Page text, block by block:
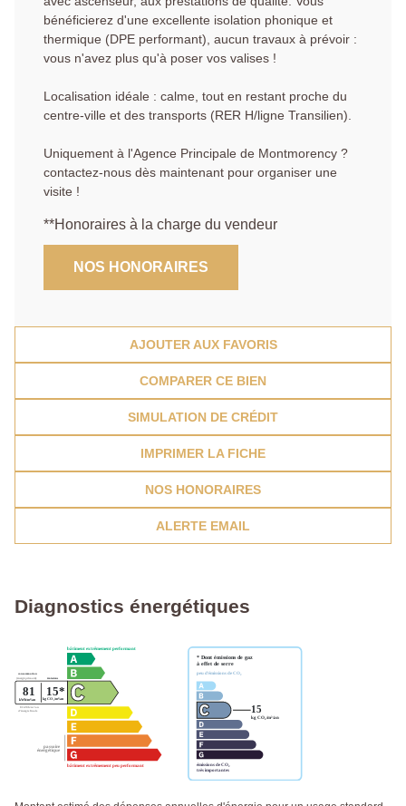
bénéficierez d'une excellente isolation phonique et
thermique (DPE performant), aucun travaux à prévoir :
vous n'avez plus qu'à poser vos valises !
Localisation idéale : calme, tout en restant proche du
centre-ville et des transports (RER H/ligne Transilien).
Uniquement à l'Agence Principale de Montmorency ?
contactez-nous dès maintenant pour organiser une
visite !
**Honoraires à la charge du vendeur
NOS HONORAIRES
AJOUTER AUX FAVORIS
COMPARER CE BIEN
SIMULATION DE CRÉDIT
IMPRIMER LA FICHE
NOS HONORAIRES
ALERTE EMAIL
Diagnostics énergétiques